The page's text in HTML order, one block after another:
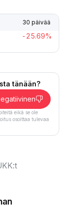
30 päivää
-25.69%
tänään?
eikä se ole
osoittaa tulevaa